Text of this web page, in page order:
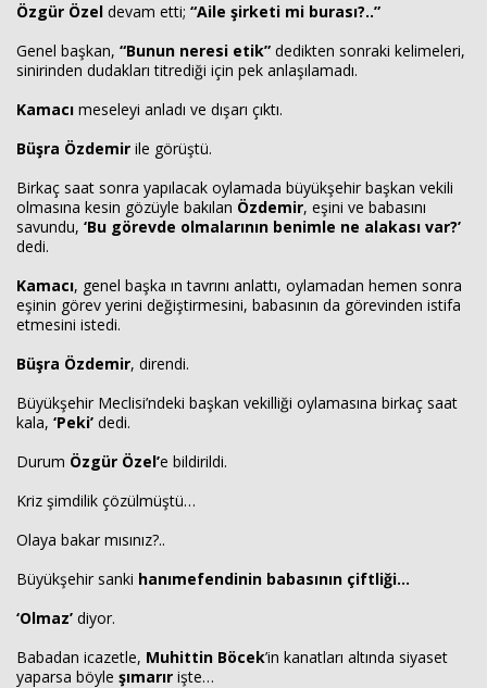
Özgür Özel devam etti; “Aile şirketi mi burası?..”
Genel başkan, “Bunun neresi etik” dedikten sonraki kelimeleri,
sinirinden dudakları titrediği için pek anlaşılamadı.
Kamacı meseleyi anladı ve dışarı çıktı.
Büşra Özdemir ile görüştü.
Birkaç saat sonra yapılacak oylamada büyükşehir başkan vekili
olmasına kesin gözüyle bakılan Özdemir, eşini ve babasını
savundu, ‘Bu görevde olmalarının benimle ne alakası var?’
dedi.
Kamacı, genel başka ın tavrını anlattı, oylamadan hemen sonra
eşinin görev yerini değiştirmesini, babasının da görevinden istifa
etmesini istedi.
Büşra Özdemir, direndi.
Büyükşehir Meclisi’ndeki başkan vekilliği oylamasına birkaç saat
kala, ‘Peki’ dedi.
Durum Özgür Özel’e bildirildi.
Kriz şimdilik çözülmüştü…
Olaya bakar mısınız?..
Büyükşehir sanki hanımefendinin babasının çiftliği…
‘Olmaz’ diyor.
Babadan icazetle, Muhittin Böcek’in kanatları altında siyaset
yaparsa böyle şımarır işte…